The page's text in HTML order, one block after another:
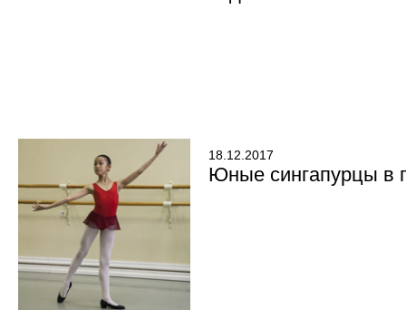
18.12.2017
Юные сингапурцы в